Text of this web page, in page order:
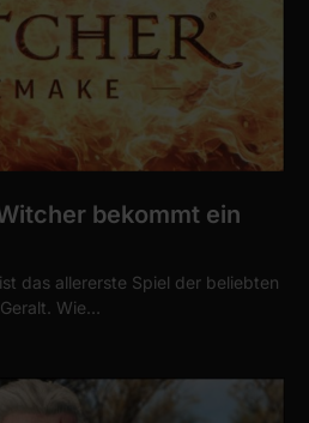
bekommt ein
das allererste Spiel der beliebten
Wie…